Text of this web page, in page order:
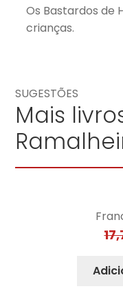
Os Bastardos de
crianças.
SUGESTÕES
Mais